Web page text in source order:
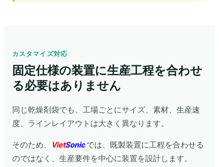
カスタマイズ対応
固定仕様の装置に生産工程を合わせ
る必要はありません
同じ乾燥剤袋でも、工場ごとにサイズ、素材、生産速
度、ラインレイアウトは大きく異なります。
そのため、 VietSonicでは、既製装置に工程を合わせる
のではなく、生産要件を中心に装置を設計します。